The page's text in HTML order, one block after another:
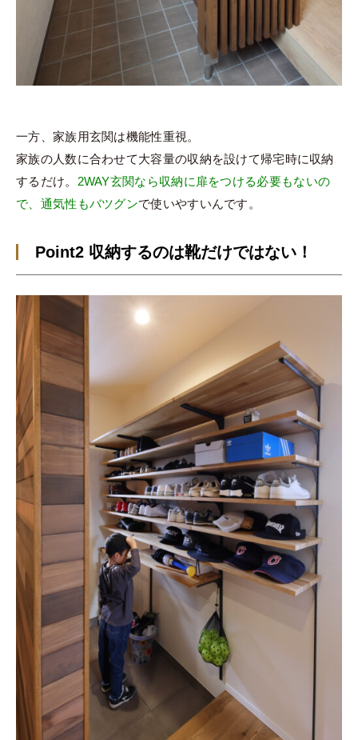
一方、家族用玄関は機能性重視。
家族の人数に合わせて大容量の収納を設けて帰宅時に収納
するだけ。 2WAY玄関なら収納に扉をつける必要もないの
で、通気性もバツグンで使いやすいんです。
Point2 収納するのは靴だけではない！